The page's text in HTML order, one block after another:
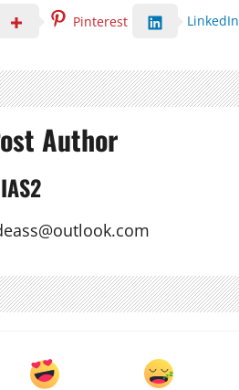
Pinterest LinkedIn
Author